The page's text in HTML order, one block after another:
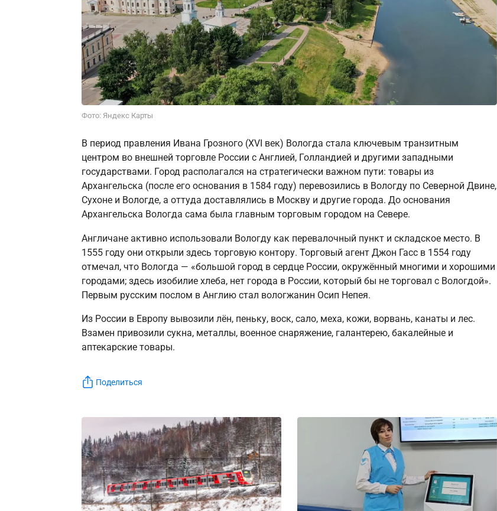
Фото: Яндекс Карты
В период правления Ивана Грозного (XVI век) Вологда стала ключевым транзитным
центром во внешней торговле России с Англией, Голландией и другими западными
государствами. Город располагался на стратегически важном пути: товары из
Архангельска (после его основания в 1584 году) перевозились в Вологду по Северной Двине,
Сухоне и Вологде, а оттуда доставлялись в Москву и другие города. До основания
Архангельска Вологда сама была главным торговым городом на Севере.
Англичане активно использовали Вологду как перевалочный пункт и складское место. В
1555 году они открыли здесь торговую контору. Торговый агент Джон Гасс в 1554 году
отмечал, что Вологда — «большой город в сердце России, окружённый многими и хорошими
городами; здесь изобилие хлеба, нет города в России, который бы не торговал с Вологдой».
Первым русским послом в Англию стал вологжанин Осип Непея.
Из России в Европу вывозили лён, пеньку, воск, сало, меха, кожи, ворвань, канаты и лес.
Взамен привозили сукна, металлы, военное снаряжение, галантерею, бакалейные и
аптекарские товары.
Поделиться